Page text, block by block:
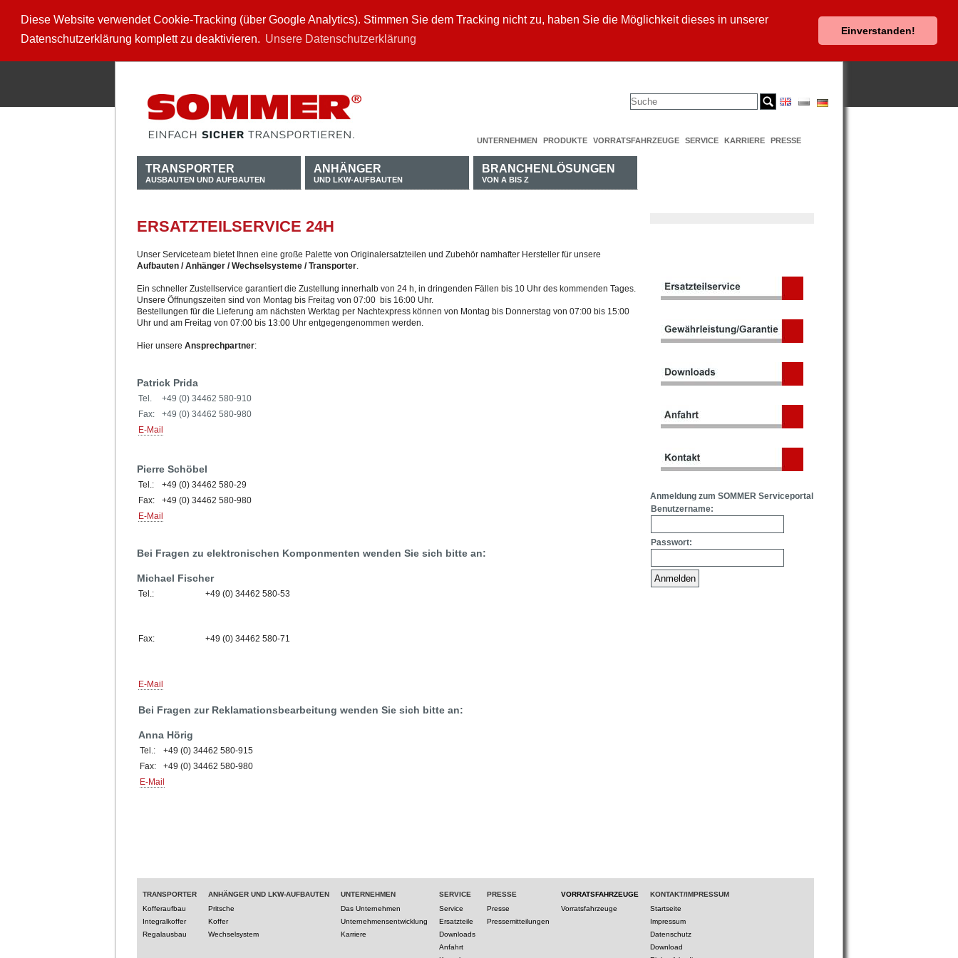
Diese Website verwendet Cookie-Tracking (über Google Analytics). Stimmen Sie dem Tracking nicht zu, haben Sie die Möglichkeit dieses in unserer
Datenschutzerklärung komplett zu deaktivieren. Unsere Datenschutzerklärung
Einverstanden!
UNTERNEHMEN PRODUKTE VORRATSFAHRZEUGE SERVICE KARRIERE PRESSE
TRANSPORTER
AUSBAUTEN UND AUFBAUTEN
ANHÄNGER
UND LKW-AUFBAUTEN
BRANCHENLÖSUNGEN
VON A BIS Z
ERSATZTEILSERVICE 24H
Unser Serviceteam bietet Ihnen eine große Palette von Originalersatzteilen und Zubehör namhafter Hersteller für unsere
Aufbauten / Anhänger / Wechselsysteme / Transporter.
Ein schneller Zustellservice garantiert die Zustellung innerhalb von 24 h, in dringenden Fällen bis 10 Uhr des kommenden Tages.
Unsere Öffnungszeiten sind von Montag bis Freitag von 07:00 bis 16:00 Uhr.
Bestellungen für die Lieferung am nächsten Werktag per Nachtexpress können von Montag bis Donnerstag von 07:00 bis 15:00
Uhr und am Freitag von 07:00 bis 13:00 Uhr entgegengenommen werden.
Hier unsere Ansprechpartner:
Patrick Prida
Tel.
+49 (0) 34462 580-910
Fax:
+49 (0) 34462 580-980
E-Mail
Pierre Schöbel
Tel.:
+49 (0) 34462 580-29
Fax:
+49 (0) 34462 580-980
E-Mail
Bei Fragen zu elektronischen Komponmenten wenden Sie sich bitte an:
Michael Fischer
Tel.: +49 (0) 34462 580-53
Fax: +49 (0) 34462 580-71
E-Mail
Bei Fragen zur Reklamationsbearbeitung wenden Sie sich bitte an:
Anna Hörig
Tel.:
+49 (0) 34462 580-915
Fax:
+49 (0) 34462 580-980
E-Mail
Anmeldung zum SOMMER Serviceportal
Benutzername:
Passwort:
TRANSPORTER
Kofferaufbau
Integralkoffer
Regalausbau
ANHÄNGER UND LKW-AUFBAUTEN
Pritsche
Koffer
Wechselsystem
UNTERNEHMEN
Das Unternehmen
Unternehmensentwicklung
Karriere
SERVICE
Service
Ersatzteile
Downloads
Anfahrt
PRESSE
Presse
Pressemitteilungen
VORRATSFAHRZEUGE
Vorratsfahrzeuge
KONTAKT/IMPRESSUM
Startseite
Impressum
Datenschutz
Download